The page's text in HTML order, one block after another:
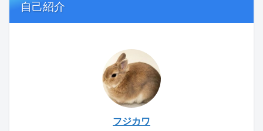
自己紹介
フジカワ